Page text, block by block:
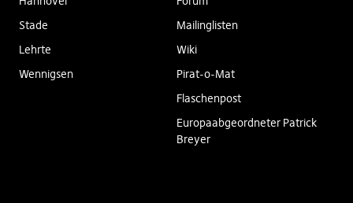
Stade
Lehrte
Wennigsen
Mailinglisten
Wiki
Pirat-o-Mat
Flaschenpost
Europaabgeordneter Patrick
Breyer